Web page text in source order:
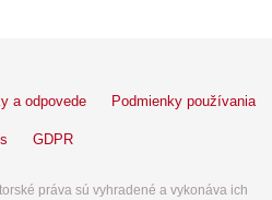
a odpovede Podmienky používania
GDPR
práva sú vyhradené a vykonáva ich